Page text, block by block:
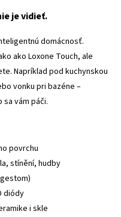
je vidieť.
domácnosť.
ako Loxone Touch, ale
Napríklad pod kuchynskou
vonku pri bazéne –
vám páči.
povrchu
stínění, hudby
diódy
i skle